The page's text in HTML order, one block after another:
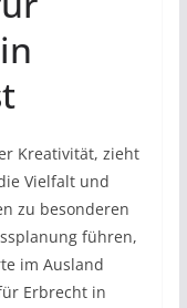
Kreativität, zieht
Vielfalt und
zu besonderen
führen,
im Ausland
Erbrecht in